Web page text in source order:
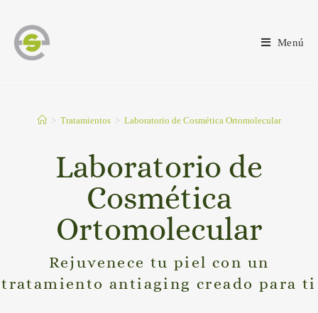
Menú
> Tratamientos > Laboratorio de Cosmética Ortomolecular
Laboratorio de
Cosmética
Ortomolecular
Rejuvenece tu piel con un
tratamiento antiaging creado para ti